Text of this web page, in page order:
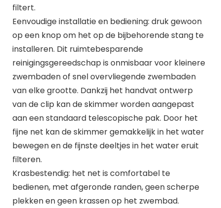
filtert.
Eenvoudige installatie en bediening: druk gewoon
op een knop om het op de bijbehorende stang te
installeren. Dit ruimtebesparende
reinigingsgereedschap is onmisbaar voor kleinere
zwembaden of snel overvliegende zwembaden
van elke grootte. Dankzij het handvat ontwerp
van de clip kan de skimmer worden aangepast
aan een standaard telescopische pak. Door het
fijne net kan de skimmer gemakkelijk in het water
bewegen en de fijnste deeltjes in het water eruit
filteren.
Krasbestendig: het net is comfortabel te
bedienen, met afgeronde randen, geen scherpe
plekken en geen krassen op het zwembad.